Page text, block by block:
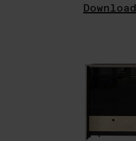
Download